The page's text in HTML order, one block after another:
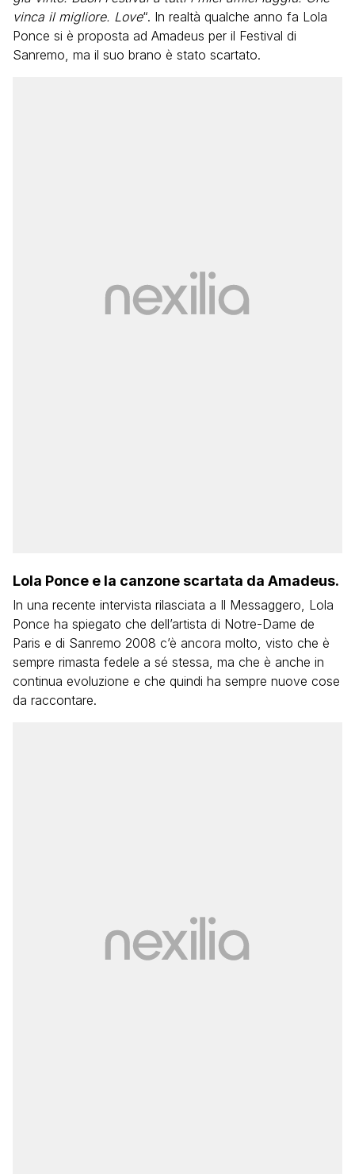
vinca il migliore. Love“. In realtà qualche anno fa Lola
Ponce si è proposta ad Amadeus per il Festival di
Sanremo, ma il suo brano è stato scartato.
Lola Ponce e la canzone scartata da Amadeus.
In una recente intervista rilasciata a Il Messaggero, Lola
Ponce ha spiegato che dell’artista di Notre-Dame de
Paris e di Sanremo 2008 c’è ancora molto, visto che è
sempre rimasta fedele a sé stessa, ma che è anche in
continua evoluzione e che quindi ha sempre nuove cose
da raccontare.